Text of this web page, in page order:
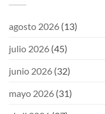
agosto 2026 (13)
julio 2026 (45)
junio 2026 (32)
mayo 2026 (31)